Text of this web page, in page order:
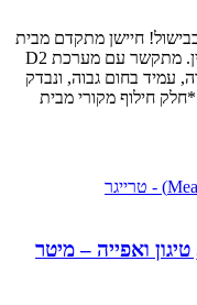
חיישן מתקדם מבית
טרייגר, מפותח במיוחד עבור סדרת טימברליין. מתקשר עם מערכת D2
עמיד בחום גבוה, ונבדק
*חלק חילוף מקורי מבית
ואפייה – מיטר